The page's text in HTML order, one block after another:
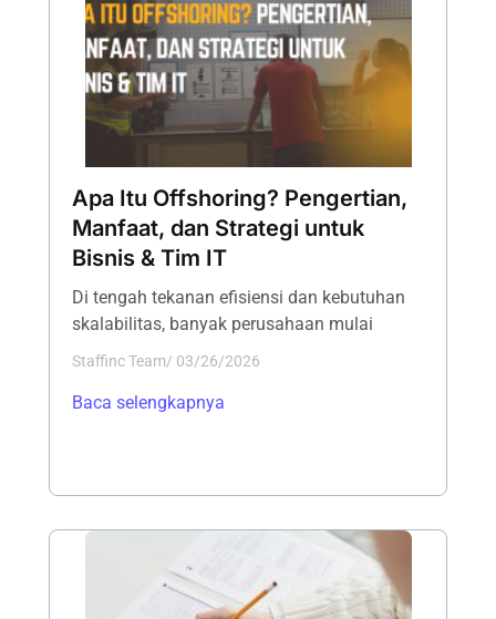
Apa Itu Offshoring? Pengertian,
Manfaat, dan Strategi untuk
Bisnis & Tim IT
Di tengah tekanan efisiensi dan kebutuhan
skalabilitas, banyak perusahaan mulai
Staffinc Team/ 03/26/2026
Baca selengkapnya